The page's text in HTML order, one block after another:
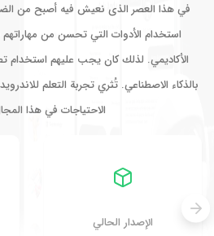
في هذا العصر الذى نعيش فيه أصبح من
استخدام الأدوات التي تحسن من
الأكاديمي. لذلك كان يجب عليهم استخدام
بالذكاء الاصطناعي. تُثري تجربة التعلم
الاحتياجات في هذا
الإصدار الحالي